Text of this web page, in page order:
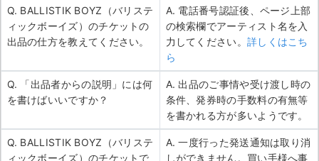
Q. BALLISTIK BOYZ（バリステ
ィックボーイズ）のチケットの
出品の仕方を教えてください。
A. 電話番号認証後、ページ上部
の検索欄でアーティスト名を入
力してください。 詳しくはこち
ら
Q. 「出品者からの説明」には何
を書けばいいですか？
A. 出品のご事情や受け渡し時の
条件、発券時の手数料の有無等
を書かれる方が多いようです。
Q. BALLISTIK BOYZ（バリステ
ィックボーイズ）のチケットで
A. 一度行った発送通知は取り消
しができません。買い手様へ事